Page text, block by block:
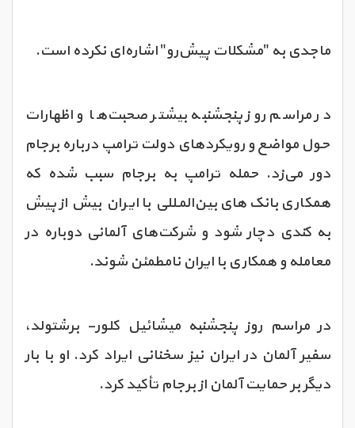
ماجدی به "مشکلات پیش‌رو" اشاره‌‌ای نکرده است.
در مراسم روز پنجشنبه بیشتر صحبت‌ها و اظهارات
حول مواضع و رویکردهای دولت ترامپ درباره برجام
دور می‌زد. حمله ترامپ به برجام سبب شده که
همکاری بانک‌های بین‌المللی با ایران بیش از پیش
به کندی دچار شود و شرکت‌های آلمانی دوباره در
معامله و همکاری با ایران نامطمئن شوند.
در مراسم روز پنجشنبه میشائیل کلور- برشتولد،
سفیر آلمان در ایران نیز سخنانی ایراد کرد. او با بار
دیگر بر حمایت آلمان از برجام تأکید کرد.